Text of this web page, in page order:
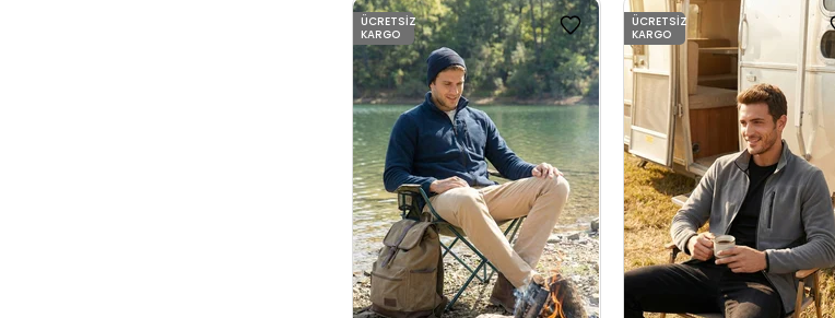
ÜCRETSIZ
KARGO
ÜCRETSIZ
KARGO